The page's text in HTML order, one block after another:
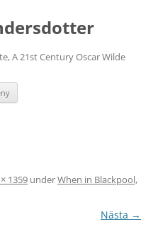
A 21st Century Oscar Wilde
Hoppa
innehåll
1359 underWhen in Blackpool,
Nästa →